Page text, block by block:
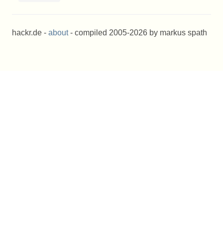
hackr.de - about- compiled 2005-2026 by markus spath